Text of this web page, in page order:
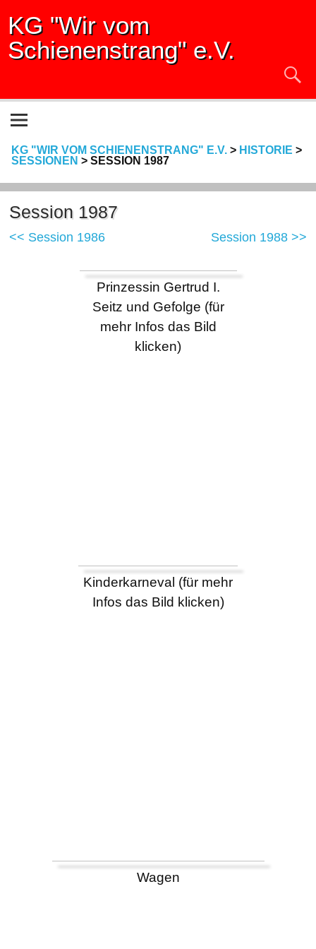
KG "Wir vom
Schienenstrang" e.V.
KG "WIR VOM SCHIENENSTRANG" E.V.> HISTORIE >
SESSIONEN > SESSION 1987
Session 1987
<< Session 1986 Session 1988 >>
Prinzessin Gertrud I.
Seitz und Gefolge (für
mehr Infos das Bild
klicken)
Kinderkarneval (für mehr
Infos das Bild klicken)
Wagen